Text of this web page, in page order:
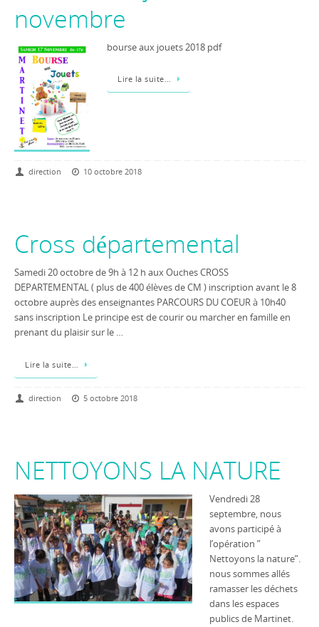
novembre
bourse aux jouets 2018 pdf
Lire la suite…
direction 10 octobre 2018
Cross départemental
Samedi 20 octobre de 9h à 12 h aux Ouches CROSS
DEPARTEMENTAL ( plus de 400 élèves de CM ) inscription avant le 8
octobre auprès des enseignantes PARCOURS DU COEUR à 10h40
sans inscription Le principe est de courir ou marcher en famille en
prenant du plaisir sur le …
Lire la suite…
direction 5 octobre 2018
NETTOYONS LA NATURE
Vendredi 28
septembre, nous
avons participé à
l’opération ”
Nettoyons la nature”.
nous sommes allés
ramasser les déchets
dans les espaces
publics de Martinet.